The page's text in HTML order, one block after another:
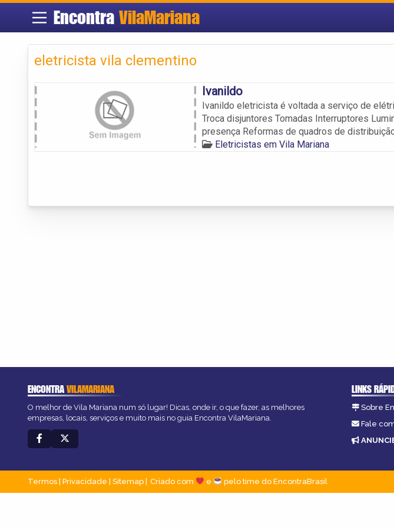
Encontra VilaMariana
eletricista vila clementino
Ivanildo
Ivanildo eletricista é voltada a serviço de
Troca disjuntores Tomadas Interruptores
presença Reformas de quadros de
Eletricistas em Vila Mariana
ENCONTRAVILAMARIANA
O melhor de Vila Mariana num só lugar! Dicas, onde ir, o que fazer, as melhores
empresas, locais, serviços e muito mais no guia Encontra VilaMariana.
LINKS
Sobre
Fale
Termos Privacidade Sitemap Criado com e pelo time do EncontraBrasil